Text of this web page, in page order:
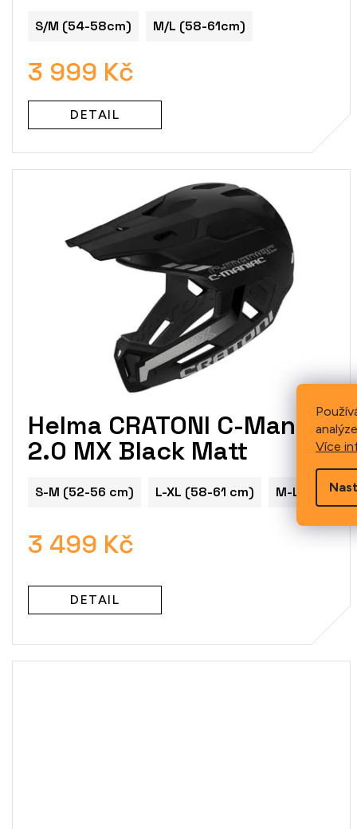
Více
S/M (54-58cm) M/L (58-61cm)
3 999 Kč
DETAIL
Helma CRATONI C-Maniac
2.0 MX Black Matt
S-M (52-56 cm) L-XL (58-61 cm) M-L (54-58
3 499 Kč
DETAIL